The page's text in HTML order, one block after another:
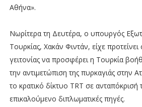
Αθήνα».
Νωρίτερα τη Δευτέρα, ο υπουργός
Τουρκίας, Χακάν Φιντάν, είχε
γειτονίας να προσφέρει η Τουρκία
την αντιμετώπιση της πυρκαγιάς στην
το κρατικό δίκτυο TRT σε
επικαλούμενο διπλωματικές πηγές.